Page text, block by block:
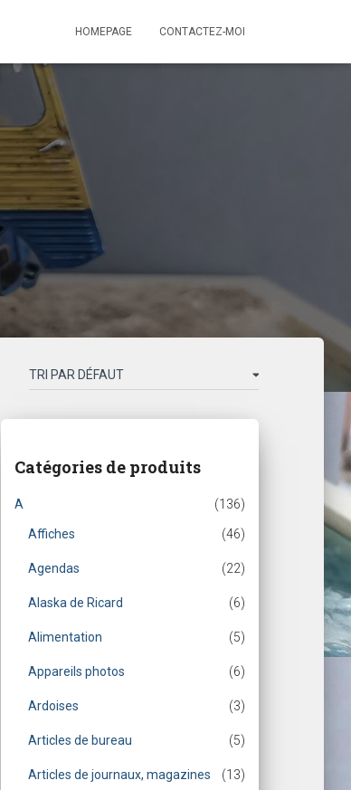
HOMEPAGE CONTACTEZ-MOI
Catégories de produits
A (136)
Affiches (46)
Agendas (22)
Alaska de Ricard (6)
Alimentation (5)
Appareils photos (6)
Ardoises (3)
Articles de bureau (5)
Articles de journaux, magazines (13)